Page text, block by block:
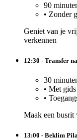
90
• Zonder
Geniet van je
verkennen
12:30 - Transfer
30
• Met gids
•
Maak een busrit
13:00 - Beklim